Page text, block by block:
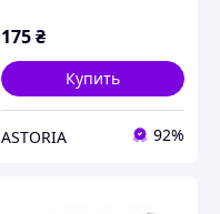
175₴
Купить
ASTORIA 92%